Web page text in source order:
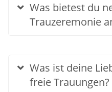
Was bietest du
Trauzeremonie
Was ist deine
freie Trauungen?